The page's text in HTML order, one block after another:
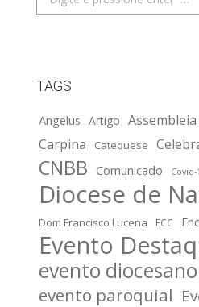
TAGS
Angelus Artigo Assembleia
Carpina Catequese
CNBB Comunicado Covid-
Diocese de
Dom Francisco Lucena
ECC
Evento
evento diocesano
evento paroquial